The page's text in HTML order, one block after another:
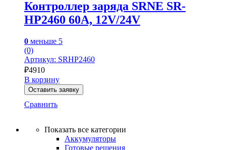
Контроллер заряда SRNE SR-
HP2460 60A, 12V/24V
0 меньше 5
(0)
Артикул: SRHP2460
₽4910
В корзину
Оставить заявку
Сравнить
Показать все категории
Аккумуляторы
Готовые решения